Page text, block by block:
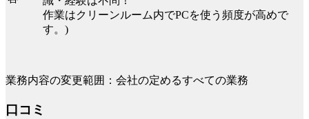
作業はクリーンルーム内でPCを使う頻度が高めで
す。)
業務内容の変更範囲：会社の定めるすべての業務
口コミ